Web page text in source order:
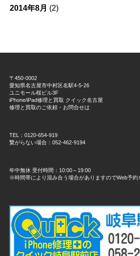
2014年8月 (2)
〒450-0002
愛知県名古屋市中村区名駅4-5-26
ユニモール桜ビル3F
iPhone/iPad修理と買取 クイック名古屋
修理と買取のご依頼・お問合せは
TEL：0120-654-919
繋がらない場合：052-462-9194
年中無休 受付時間：10:00～19:00
※時間帯により混み合う場合がありますのでWeb予約